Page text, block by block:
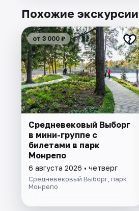
Похожие экскурсии
от 3 000 ₽
Cредневековый Выборг
в мини-группе c
билетами в парк
Монрепо
6 августа 2026 • четверг
Средневековый Выборг, парк
Монрепо